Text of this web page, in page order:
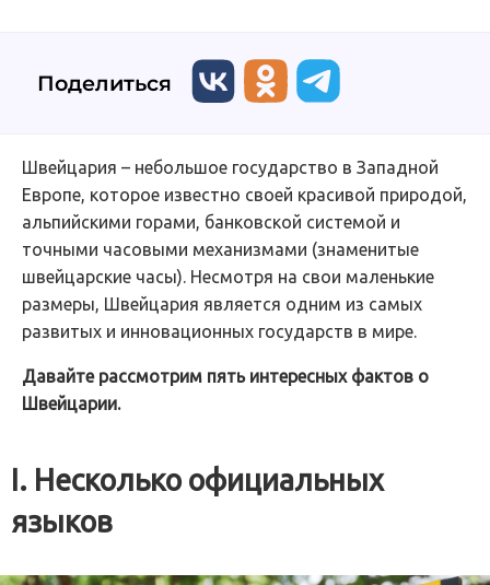
Поделиться
Швейцария – небольшое государство в Западной
Европе, которое известно своей красивой природой,
альпийскими горами, банковской системой и
точными часовыми механизмами (знаменитые
швейцарские часы). Несмотря на свои маленькие
размеры, Швейцария является одним из самых
развитых и инновационных государств в мире.
Давайте рассмотрим пять интересных фактов о
Швейцарии.
I. Несколько официальных
языков